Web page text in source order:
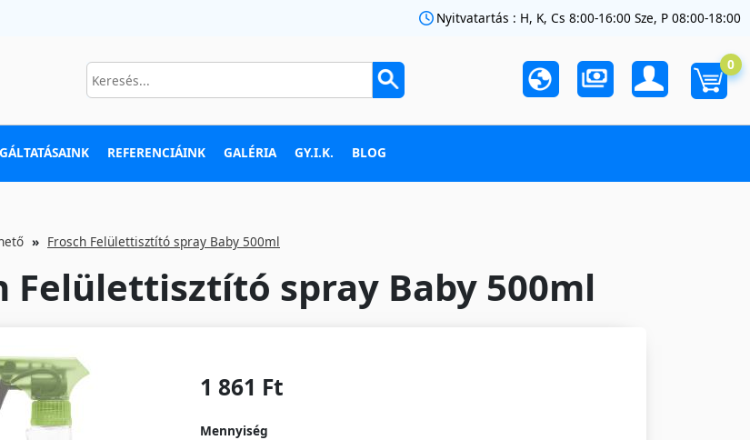
Nyitvatartás : H, K, Cs 8:00-16:00 Sze, P 08:00-18:00
0
REFERENCIÁINK GALÉRIA GY.I.K. BLOG
Frosch Felülettisztító spray Baby 500ml
Felülettisztító spray Baby 500ml
1 861 Ft
Mennyiség